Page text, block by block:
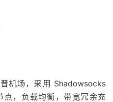
机场，采用 Shadowsocks
点，负载均衡，带宽冗余充